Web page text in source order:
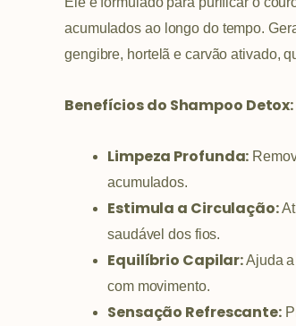
acumulados ao longo do tempo.
gengibre, hortelã e carvão ativado,
Benefícios do Shampoo Detox:
Limpeza Profunda:
acumulados.
Estimula a Circulação:
saudável dos fios.
Equilíbrio Capilar:Ajuda
com movimento.
Sensação Refrescante: